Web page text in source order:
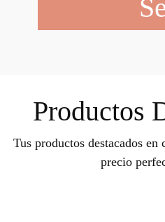
Productos
Tus productos destacados
precio